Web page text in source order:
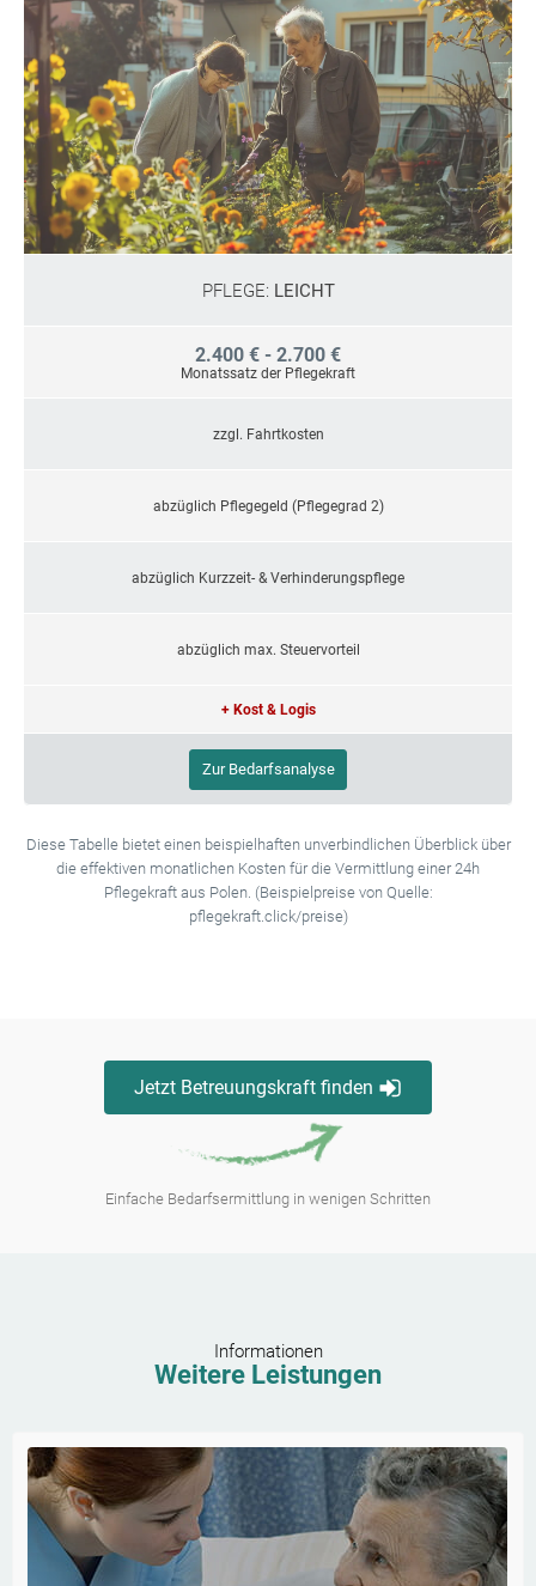
PFLEGE: LEICHT
2.400 € - 2.700 €
Monatssatz der Pflegekraft
zzgl. Fahrtkosten
abzüglich Pflegegeld (Pflegegrad 2)
abzüglich Kurzzeit- & Verhinderungspflege
abzüglich max. Steuervorteil
+ Kost & Logis
Zur Bedarfsanalyse
Diese Tabelle bietet einen beispielhaften unverbindlichen Überblick über
die effektiven monatlichen Kosten für die Vermittlung einer 24h
Pflegekraft aus Polen. (Beispielpreise von Quelle:
pflegekraft.click/preise)
Jetzt Betreuungskraft finden
Einfache Bedarfsermittlung in wenigen Schritten
Informationen
Weitere Leistungen